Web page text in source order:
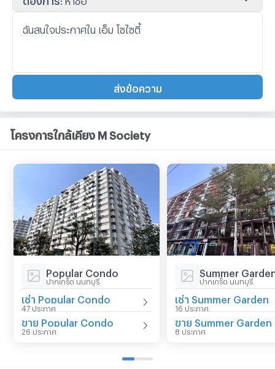
ส่งข้อความ
โครงการใกล้เคียง M Society
Popular Condo
ปากเกร็ด นนทบุรี
เช่า Popular Condo
47 ประกาศ
ขาย Popular Condo
26 ประกาศ
Summer
ปากเกร็ด นนทบุรี
เช่า Summer Garden
16 ประกาศ
ขาย Summer Garden
8 ประกาศ